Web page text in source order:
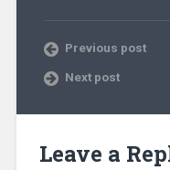
Previous post
Next post
Leave a